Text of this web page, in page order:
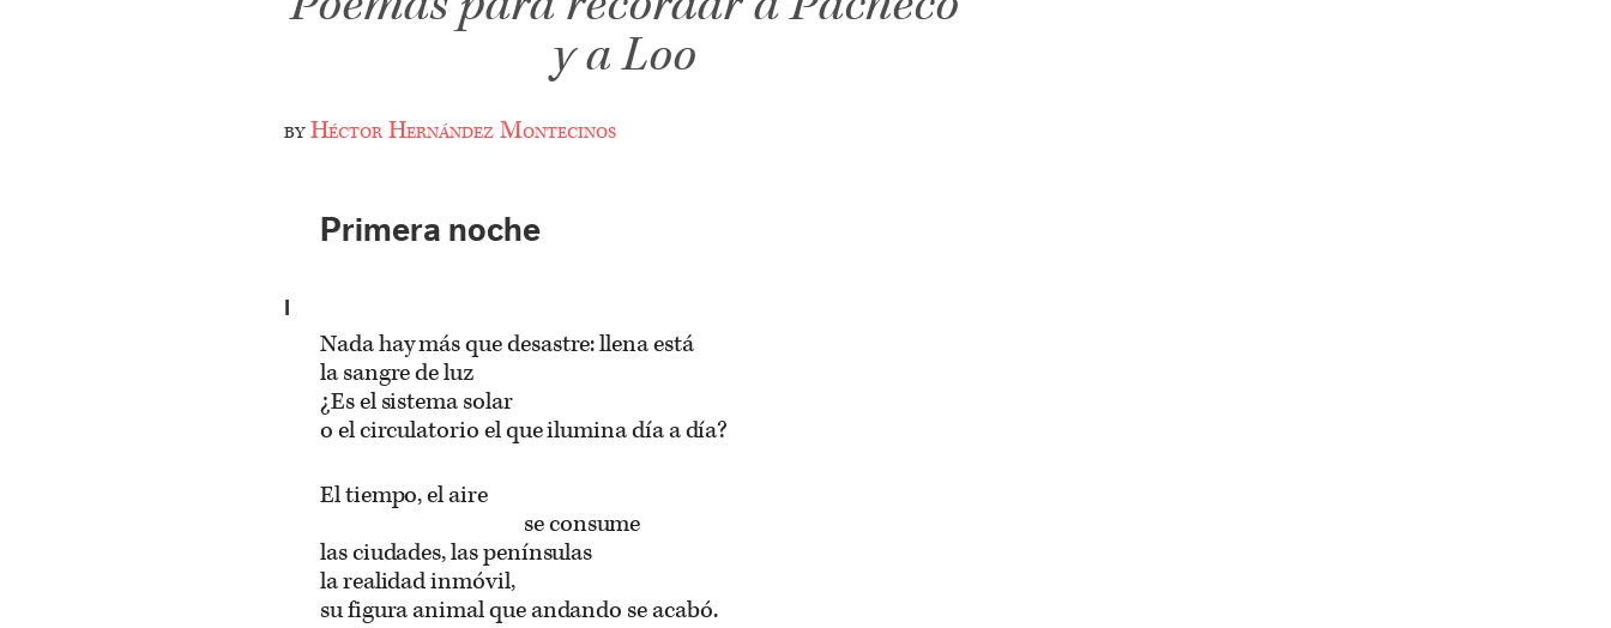
y a Loo
byHéctor Hernández Montecinos
Primera noche
Nada hay más que desastre: llena está
la sangre de luz
¿Es el sistema solar
o el circulatorio el que ilumina día a día?
El tiempo, el aire
se consume
las ciudades, las penínsulas
la realidad inmóvil,
su figura animal que andando se acabó.